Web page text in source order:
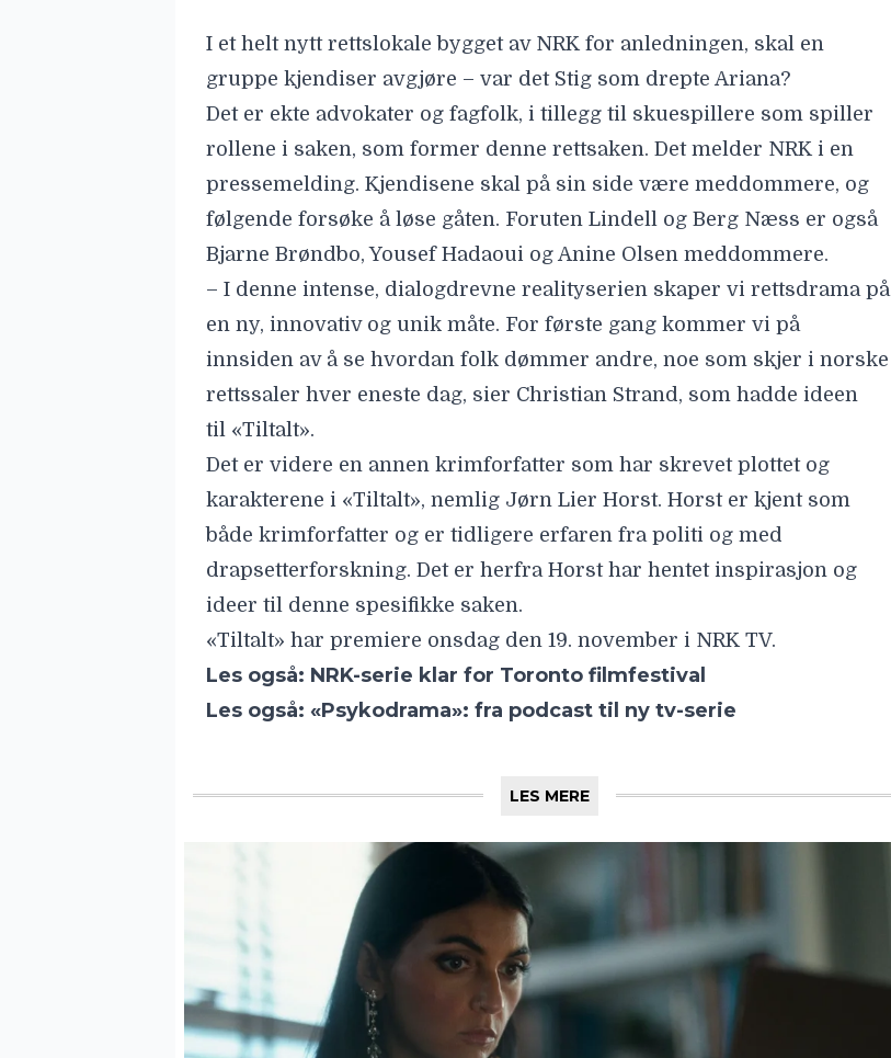
I et helt nytt rettslokale bygget av NRK for anledningen, skal en
gruppe kjendiser avgjøre – var det Stig som drepte Ariana?
Det er ekte advokater og fagfolk, i tillegg til skuespillere som spiller
rollene i saken, som former denne rettsaken. Det melder NRK i en
pressemelding. Kjendisene skal på sin side være meddommere, og
følgende forsøke å løse gåten. Foruten Lindell og Berg Næss er også
Bjarne Brøndbo, Yousef Hadaoui og Anine Olsen meddommere.
– I denne intense, dialogdrevne realityserien skaper vi rettsdrama på
en ny, innovativ og unik måte. For første gang kommer vi på
innsiden av å se hvordan folk dømmer andre, noe som skjer i norske
rettssaler hver eneste dag, sier Christian Strand, som hadde ideen
til «Tiltalt».
Det er videre en annen krimforfatter som har skrevet plottet og
karakterene i «Tiltalt», nemlig Jørn Lier Horst. Horst er kjent som
både krimforfatter og er tidligere erfaren fra politi og med
drapsetterforskning. Det er herfra Horst har hentet inspirasjon og
ideer til denne spesifikke saken.
«Tiltalt» har premiere onsdag den 19. november i NRK TV.
Les også: NRK-serie klar for Toronto filmfestival
Les også: «Psykodrama»: fra podcast til ny tv-serie
LES MERE